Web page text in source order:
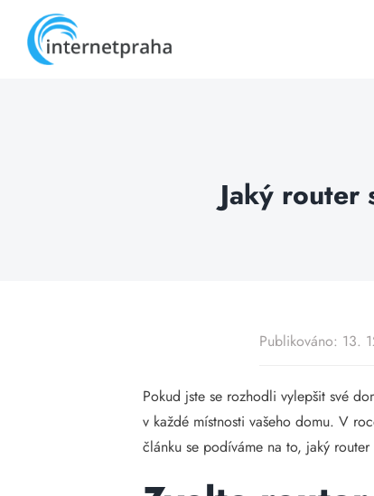
content
Jaký
Publikováno: 13.
Pokud jste se rozhodli vylepšit své
v každé místnosti vašeho domu. V
článku se podíváme na to, jaký